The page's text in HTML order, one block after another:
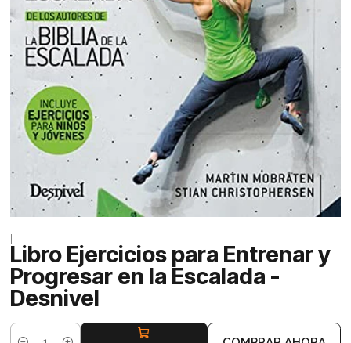
Libro Ejercicios para Entrenar y
Progresar en la Escalada -
Desnivel